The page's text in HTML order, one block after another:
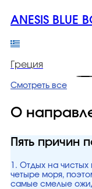
ANESIS BLUE
Греция
Смотреть все
О
Пять причин
1. Отдых на
четыре моря,
самые смелые